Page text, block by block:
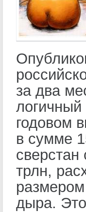
за два
годовом
в сумме
сверстан
трлн,
дыра.